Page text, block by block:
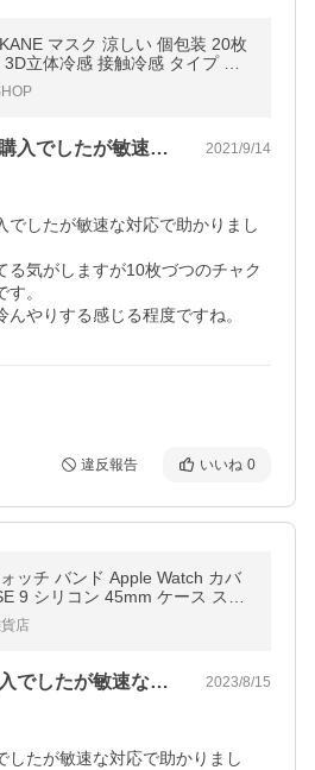
マスク 涼しい 個包装 20枚
立体冷感 接触冷感 タイプ ひ
マスク 小顔 効果 血色マスク 9
今回、初めての商品購入でしたが敏速な対… 2021/9/14
でしたが敏速な対応で助かりまし
る気がしますが10枚づつのチャク
。
やりする感じる程度ですね。
違反報告 いいね 0
ッチ バンド Apple Watch カバ
9 シリコン 45mm ケース ステ
れ 44mm セット Series スポー
高級 Dバックル
店
今回初めての商品購入でしたが敏速な対応… 2023/8/15
したが敏速な対応で助かりまし